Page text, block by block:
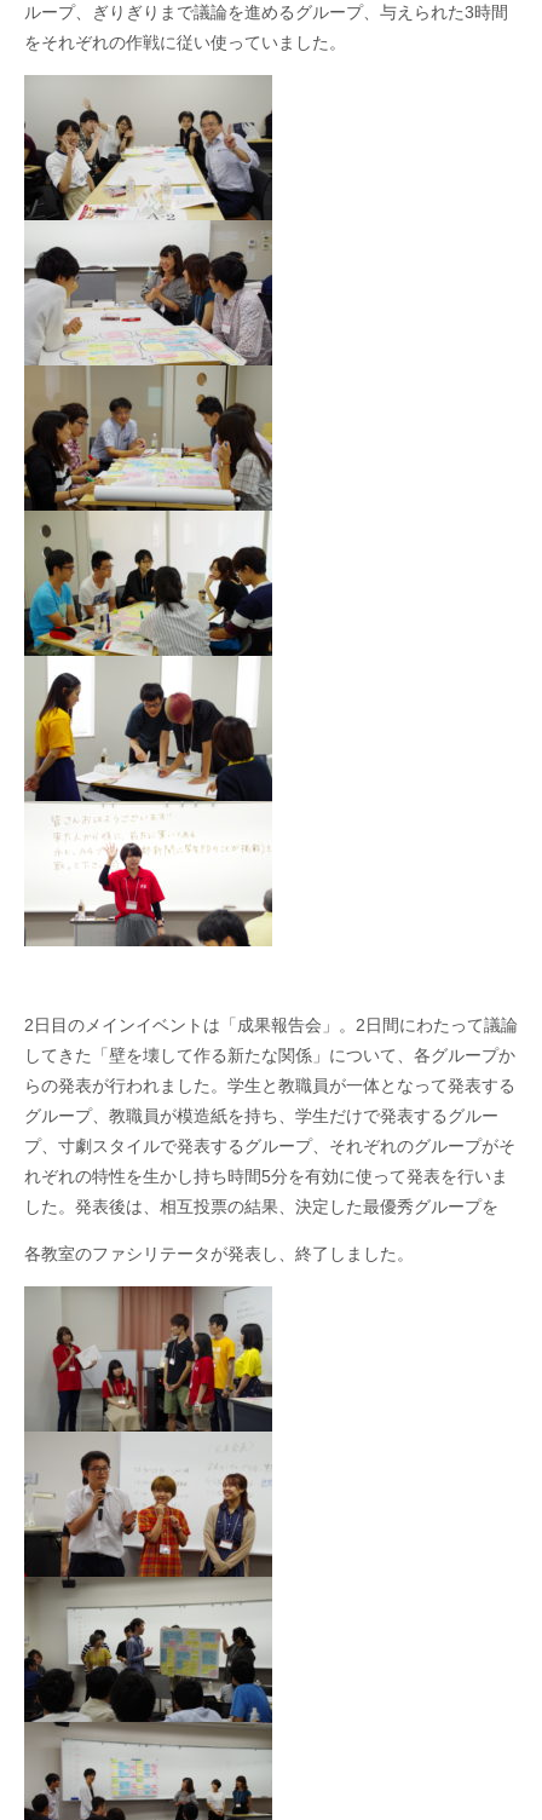
ループ、ぎりぎりまで議論を進めるグループ、与えられた3時間
をそれぞれの作戦に従い使っていました。
2日目のメインイベントは「成果報告会」。 2日間にわたって議論
してきた「壁を壊して作る新たな関係」について、各グループか
らの発表が行われました。学生と教職員が一体となって発表する
グループ、教職員が模造紙を持ち、学生だけで発表するグルー
プ、寸劇スタイルで発表するグループ、それぞれのグループがそ
れぞれの特性を生かし持ち時間5分を有効に使って発表を行いま
した。発表後は、相互投票の結果、決定した最優秀グループを
各教室のファシリテータが発表し、終了しました。